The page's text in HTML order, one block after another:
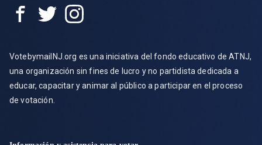
VotebymailNJ.org es una iniciativa del fondo educativo de ATNJ,
una organización sin fines de lucro y no partidista dedicada a
educar, capacitar y animar al público a participar en el proceso
de votación.